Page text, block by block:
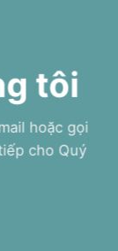
tôi
hoặc gọi
cho Quý